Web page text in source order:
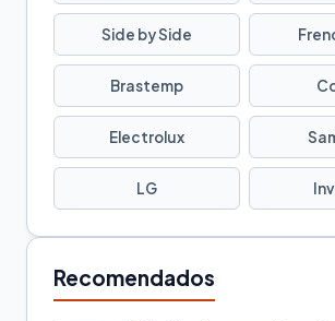
Side by Side
Brastemp
Electrolux
LG
Recomendados